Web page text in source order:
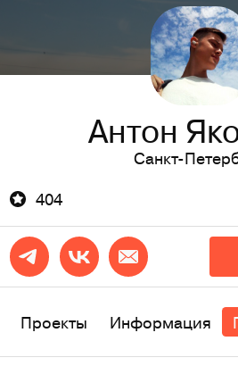
Антон
Санкт-
404
Проекты Информация